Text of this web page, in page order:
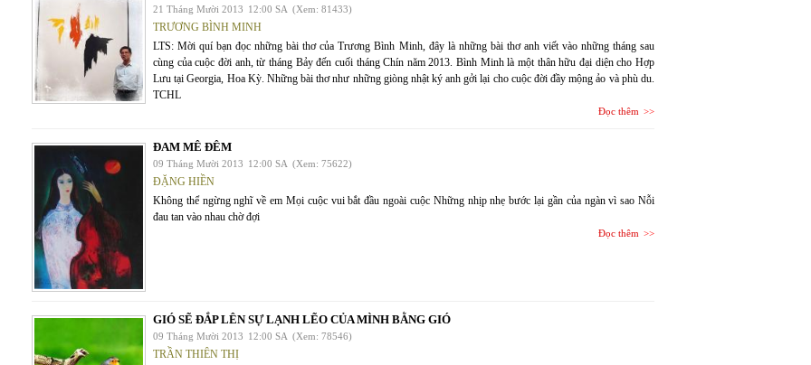
21 Tháng Mười 2013 12:00 SA (Xem: 81433)
TRƯƠNG BÌNH MINH
LTS: Mời quí bạn đọc những bài thơ của Trương Bình Minh, đây là những bài thơ anh viết vào những tháng sau
cùng của cuộc đời anh, từ tháng Bảy đến cuối tháng Chín năm 2013. Bình Minh là một thân hữu đại diện cho Hợp
Lưu tại Georgia, Hoa Kỳ. Những bài thơ như những giòng nhật ký anh gởi lại cho cuộc đời đầy mộng ảo và phù du.
TCHL
Đọc thêm
ĐAM MÊ ĐÊM
09 Tháng Mười 2013 12:00 SA (Xem: 75622)
ĐẶNG HIỀN
Không thể ngừng nghĩ về em Mọi cuộc vui bắt đầu ngoài cuộc Những nhịp nhẹ bước lại gần của ngàn vì sao Nỗi
đau tan vào nhau chờ đợi
Đọc thêm
GIÓ SẼ ĐẮP LÊN SỰ LẠNH LẼO CỦA MÌNH BẰNG GIÓ
09 Tháng Mười 2013 12:00 SA (Xem: 78546)
TRẦN THIÊN THỊ